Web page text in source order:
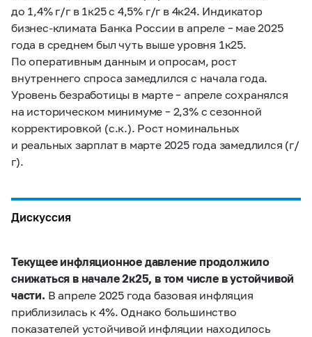
до 1,4% г/г в 1к25 с 4,5% г/г в 4к24. Индикатор
бизнес-климата Банка России в апреле – мае 2025
года в среднем был чуть выше уровня 1к25.
По оперативным данным и опросам, рост
внутреннего спроса замедлился с начала года.
Уровень безработицы в марте – апреле сохранялся
на историческом минимуме – 2,3% с сезонной
корректировкой (с.к.). Рост номинальных
и реальных зарплат в марте 2025 года замедлился (г/
г).
Дискуссия
Текущее инфляционное давление продолжило
снижаться в начале 2к25, в том числе в устойчивой
части. В апреле 2025 года базовая инфляция
приблизилась к 4%. Однако большинство
показателей устойчивой инфляции находилось